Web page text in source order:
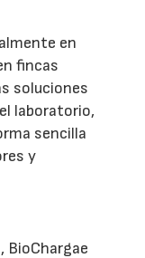
en
fincas
soluciones
laboratorio,
sencilla
y
BioChargae